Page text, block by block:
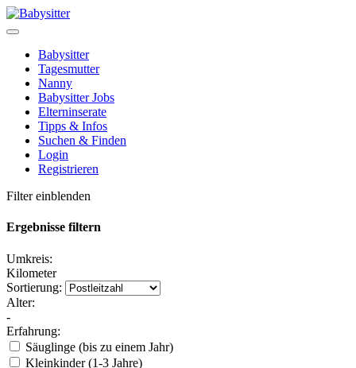
Babysitter
Tagesmutter
Nanny
Babysitter Jobs
Elterninserate
Tipps & Infos
Suchen & Finden
Login
Registrieren
Filter einblenden
Ergebnisse filtern
Umkreis:
Kilometer
Sortierung:
Alter:
-
Erfahrung:
Säuglinge (bis zu einem Jahr)
Kleinkinder (1-3 Jahre)